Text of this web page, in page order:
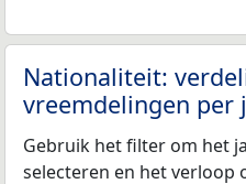
Nationaliteit:
vreemdelingen per
Gebruik het filter om het
selecteren en het verloop